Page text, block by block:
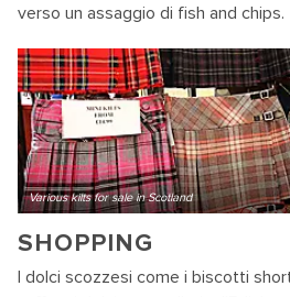
verso un assaggio di fish and chips.
Various kilts for sale in Scotland
SHOPPING
I dolci scozzesi come i biscotti